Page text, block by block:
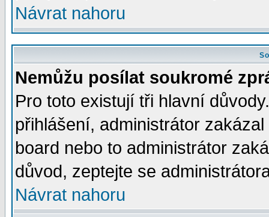
Návrat nahoru
Nemůžu posílat soukromé
Pro toto existují tři hlavní
přihlášení, administrátor
board nebo to administrátor
důvod, zeptejte se
Návrat nahoru